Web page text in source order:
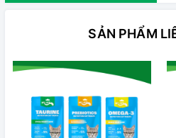
SẢN PHẨM